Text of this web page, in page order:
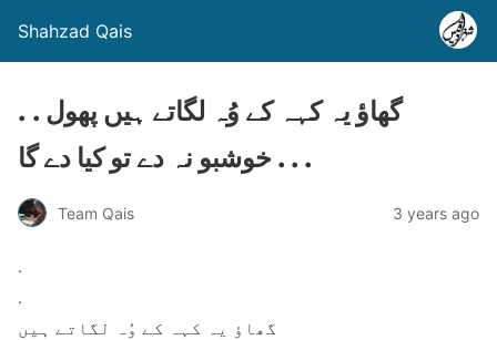
Shahzad Qais
. . گھاؤ یہ کہہ کے وُہ لگاتے ہیں پھول
خوشبو نہ دے تو کیا دے گا . . .
Team Qais 3 years ago
.
.
گھاؤ یہ کہہ کے وُہ لگاتے ہیں